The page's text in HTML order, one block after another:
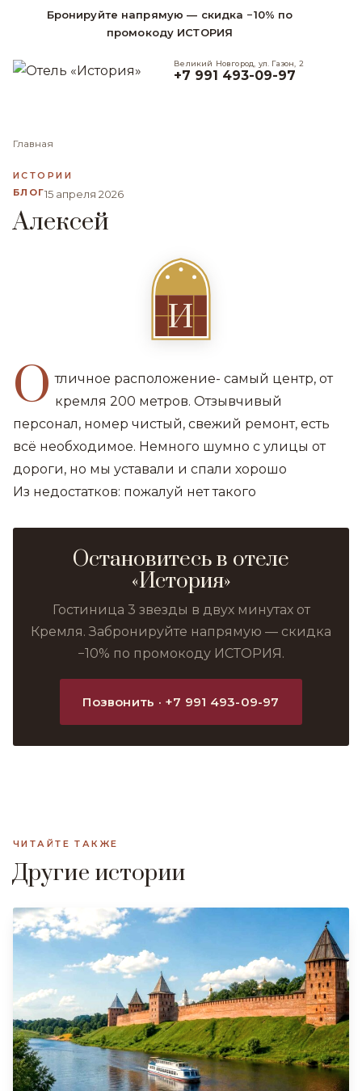
Бронируйте напрямую — скидка −10% по
промокоду ИСТОРИЯ
Великий Новгород, ул. Газон, 2
+7 991 493-09-97
Главная
ИСТОРИИ
БЛОГ15 апреля 2026
Алексей
И
О тличное расположение- самый центр, от
кремля 200 метров. Отзывчивый
персонал, номер чистый, свежий ремонт, есть
всё необходимое. Немного шумно с улицы от
дороги, но мы уставали и спали хорошо
Из недостатков: пожалуй нет такого
Остановитесь в отеле
«История»
Гостиница 3 звезды в двух минутах от
Кремля. Забронируйте напрямую — скидка
−10% по промокоду ИСТОРИЯ.
Позвонить · +7 991 493-09-97
ЧИТАЙТЕ ТАКЖЕ
Другие истории